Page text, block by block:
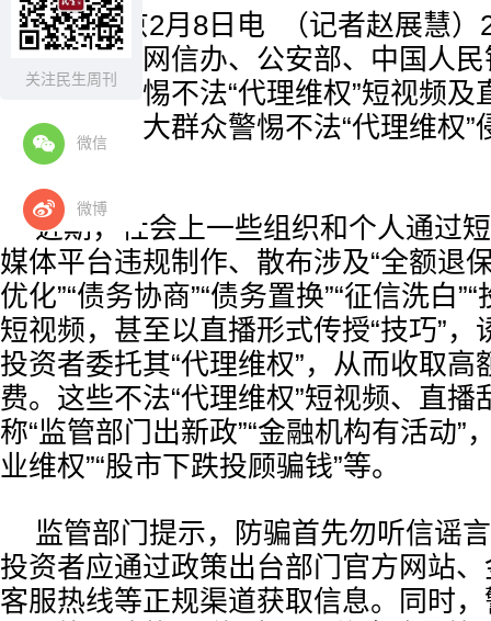
关注民生周刊
微信
微博
本报北京2月8日电 （记者赵展慧）
总局、中央网信办、公安部、中国人
发布关于警惕不法“代理维权”短视频
示，提醒广大群众警惕不法“代理维权
权。
近期，社会上一些组织和个人通过
媒体平台违规制作、散布涉及“全额退保
优化”“债务协商”“债务置换”“征信洗白
短视频，甚至以直播形式传授“技巧”，
投资者委托其“代理维权”，从而收取高
费。这些不法“代理维权”短视频、直播
称“监管部门出新政”“金融机构有活动”
业维权”“股市下跌投顾骗钱”等。
监管部门提示，防骗首先勿听信谣
投资者应通过政策出台部门官方网站
客服热线等正规渠道获取信息。同时，